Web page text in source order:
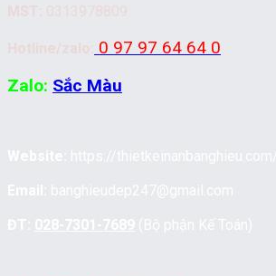
0 97 97 64 64 0
Zalo: Sắc Màu